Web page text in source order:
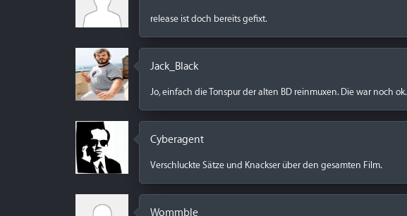
release ist doch bereits gefixt.
Jack_Black
Jo, einfach die Tonspur der alten BD reinmuxen. Die war noch ok.
Cyberagent
Verschluckte Sätze und Knackser über den gesamten Film.
Wommble